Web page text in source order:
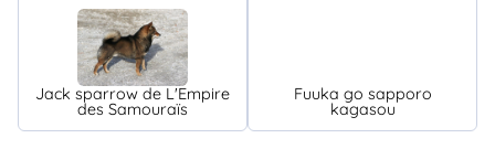
Jack sparrow de L'Empire
des Samouraïs
Fuuka go sapporo
kagasou